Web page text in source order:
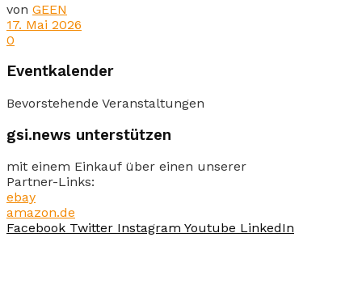
von GEEN
17. Mai 2026
0
Eventkalender
Bevorstehende Veranstaltungen
gsi.news unterstützen
mit einem Einkauf über einen unserer
Partner-Links:
ebay
amazon.de
Facebook Twitter Instagram Youtube LinkedIn